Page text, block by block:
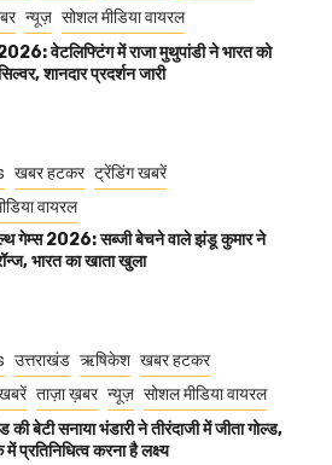
न्यूज़ सोशल मीडिया वायरल
वेटलिफ्टिंग में राजा मुथुपांडी ने भारत को
शानदार प्रदर्शन जारी
खबर हटकर ट्रेंडिंग खबरें
वायरल
गेम्स 2026: सब्जी बेचने वाले झंडू कुमार ने
भारत का खाता खुला
उत्तराखंड ऋषिकेश खबर हटकर
ताज़ा ख़बर न्यूज़ सोशल मीडिया वायरल
की बेटी सनाया भंडारी ने तीरंदाजी में जीता गोल्ड,
प्रतिनिधित्व करना है लक्ष्य